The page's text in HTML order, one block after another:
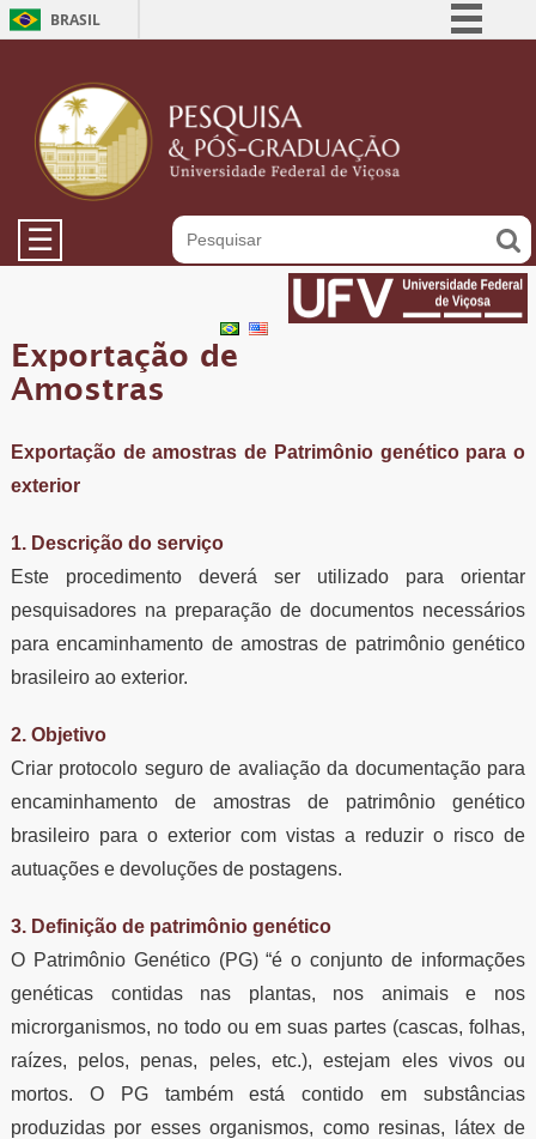
BRASIL
Participe
Acesso à informação
Legislação
☰
Exportação de
Amostras
Exportação de amostras de Patrimônio genético para o
exterior
1. Descrição do serviço
Este procedimento deverá ser utilizado para orientar
pesquisadores na preparação de documentos necessários
para encaminhamento de amostras de patrimônio genético
brasileiro ao exterior.
2. Objetivo
Criar protocolo seguro de avaliação da documentação para
encaminhamento de amostras de patrimônio genético
brasileiro para o exterior com vistas a reduzir o risco de
autuações e devoluções de postagens.
3. Definição de patrimônio genético
O Patrimônio Genético (PG) “é o conjunto de informações
genéticas contidas nas plantas, nos animais e nos
microrganismos, no todo ou em suas partes (cascas, folhas,
raízes, pelos, penas, peles, etc.), estejam eles vivos ou
mortos. O PG também está contido em substâncias
produzidas por esses organismos, como resinas, látex de